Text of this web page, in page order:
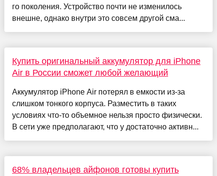
го поколения. Устройство почти не изменилось
внешне, однако внутри это совсем другой сма...
Купить оригинальный аккумулятор для iPhone
Air в России сможет любой желающий
Аккумулятор iPhone Air потерял в емкости из-за
слишком тонкого корпуса. Разместить в таких
условиях что-то объемное нельзя просто физически.
В сети уже предполагают, что у достаточно активн...
68% владельцев айфонов готовы купить